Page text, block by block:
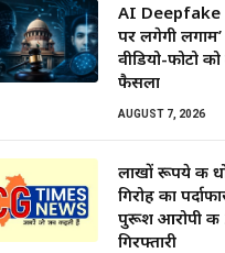
AI Deepfake
पर लगेगी
वीडियो-फोटो
फैसला
AUGUST 7, 2026
लाखों रूपये की
गिरोह का
पुरूश आरोपी की
गिरफ्तारी